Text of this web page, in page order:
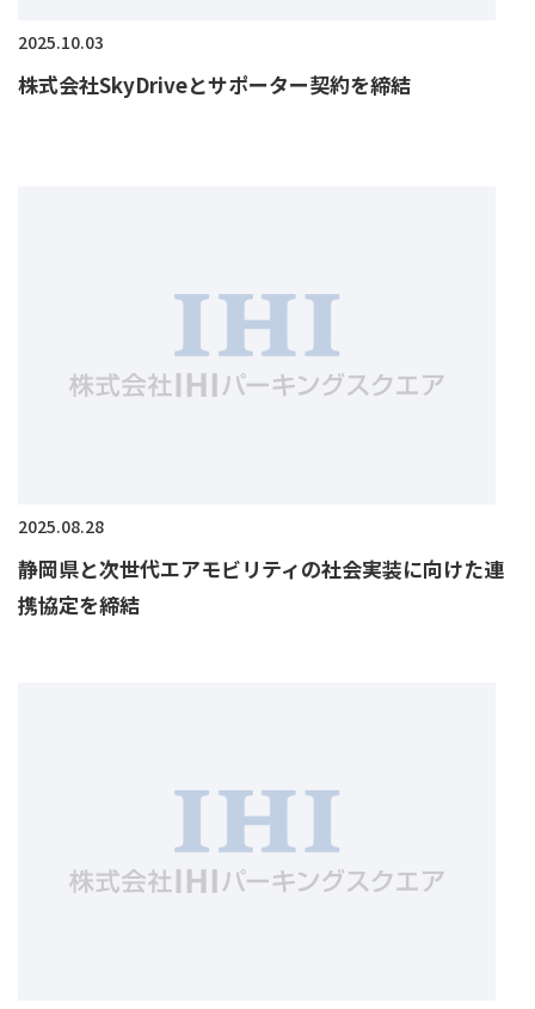
2025.10.03
株式会社SkyDriveとサポーター契約を締結
2025.08.28
静岡県と次世代エアモビリティの社会実装に向けた連
携協定を締結